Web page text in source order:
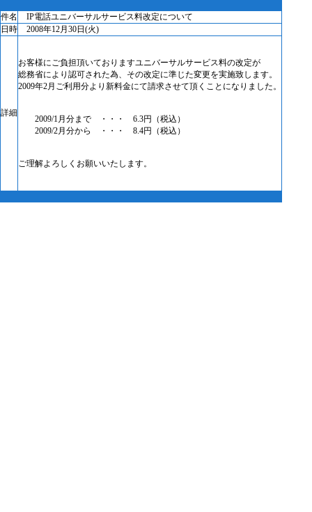
件名
IP電話ユニバーサルサービス料改定について
日時 2008年12月30日(火)
詳細
お客様にご負担頂いておりますユニバーサルサービス料の改定が
総務省により認可された為、その改定に準じた変更を実施致します。
2009年2月ご利用分より新料金にて請求させて頂くことになりました。
2009/1月分まで ・・・ 6.3円（税込）
2009/2月分から ・・・ 8.4円（税込）
ご理解よろしくお願いいたします。